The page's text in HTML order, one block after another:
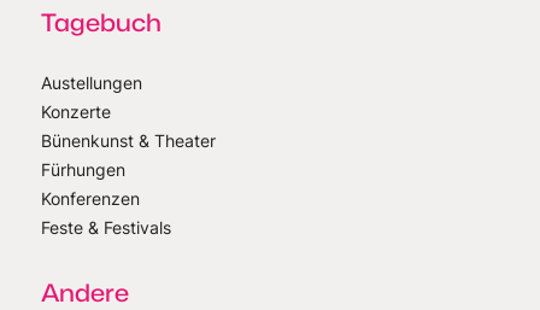
Tagebuch
Austellungen
Konzerte
Bünenkunst & Theater
Fürhungen
Konferenzen
Feste & Festivals
Andere